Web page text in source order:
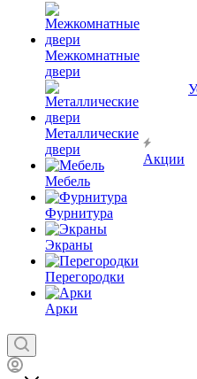
Межкомнатные
двери
Металлические
двери
Мебель
Фурнитура
Экраны
Перегородки
Арки
Акции